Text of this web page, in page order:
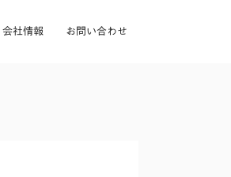
会社情報 お問い合わせ